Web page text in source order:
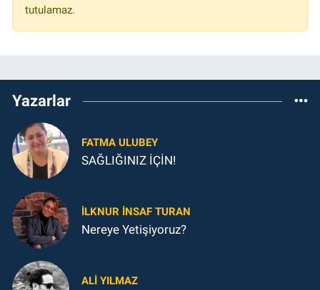
tutulamaz.
Yazarlar
FATMA ULUBEY
SAĞLIĞINIZ İÇİN!
İLKNUR İNSAF TURAN
Nereye Yetişiyoruz?
ALI YILMAZ